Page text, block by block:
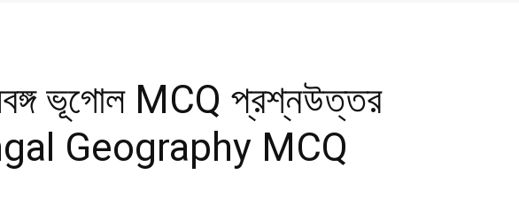
ভূগোল MCQ প্রশ্নউত্তর
Geography MCQ